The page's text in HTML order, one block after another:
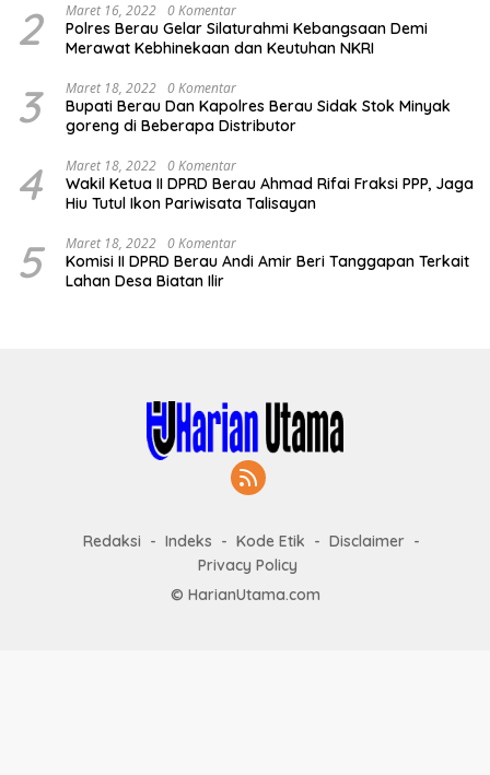
2 Maret 16, 2022 0 Komentar
Polres Berau Gelar Silaturahmi Kebangsaan Demi
Merawat Kebhinekaan dan Keutuhan NKRI
3 Maret 18, 2022 0 Komentar
Bupati Berau Dan Kapolres Berau Sidak Stok Minyak
goreng di Beberapa Distributor
4 Maret 18, 2022 0 Komentar
Wakil Ketua II DPRD Berau Ahmad Rifai Fraksi PPP, Jaga
Hiu Tutul Ikon Pariwisata Talisayan
5 Maret 18, 2022 0 Komentar
Komisi II DPRD Berau Andi Amir Beri Tanggapan Terkait
Lahan Desa Biatan Ilir
Redaksi Indeks Kode Etik
Disclaimer
Privacy Policy
© HarianUtama.com